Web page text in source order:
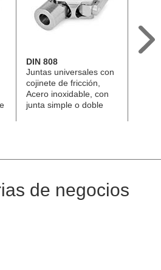
DIN 808
Juntas universales con
cojinete de fricción,
Acero inoxidable, con
junta simple o doble
de negocios